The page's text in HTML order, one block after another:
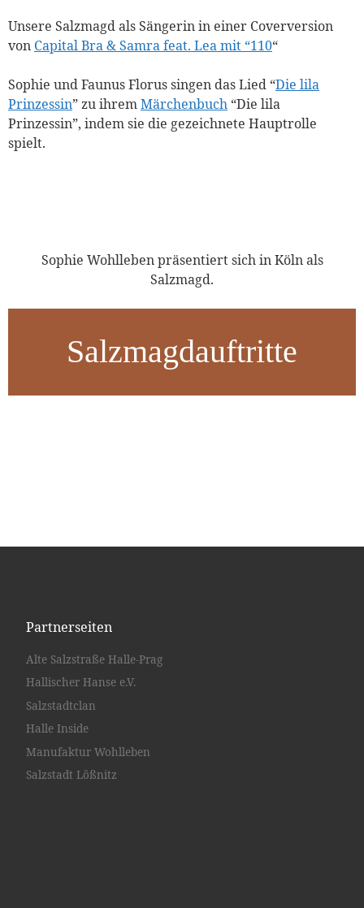
Unsere Salzmagd als Sängerin in einer Coverversion
von Capital Bra & Samra feat. Lea mit “110“
Sophie und Faunus Florus singen das Lied “Die lila
Prinzessin” zu ihremMärchenbuch “Die lila
Prinzessin”, indem sie die gezeichnete Hauptrolle
spielt.
Sophie Wohlleben präsentiert sich in Köln als
Salzmagd.
Salzmagdauftritte
Partnerseiten
Alte Salzstraße Halle-Prag
Hallischer Hanse e.V.
Salzstadtclan
Halle Inside
Manufaktur Wohlleben
Salzstadt Lößnitz